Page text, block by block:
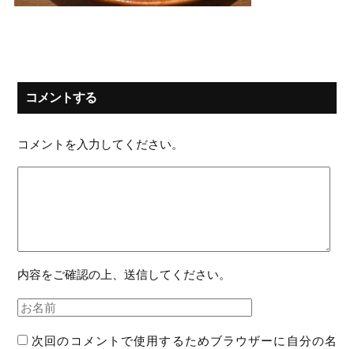
コメントする
コメントを入力してください。
内容をご確認の上、送信してください。
次回のコメントで使用するためブラウザーに自分の名